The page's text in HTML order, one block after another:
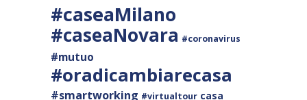
#caseaMilano
#caseaNovara #coronavirus
#mutuo
#oradicambiarecasa
#smartworking #virtualtour casa